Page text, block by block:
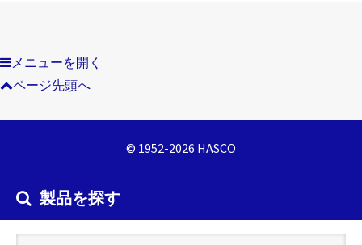
メニューを開く
ページ先頭へ
© 1952-2026 HASCO
製品を探す